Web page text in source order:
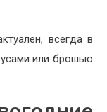
всегда в
или брошью